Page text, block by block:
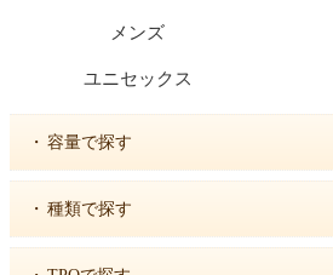
メンズ
ユニセックス
・ 容量で探す
・ 種類で探す